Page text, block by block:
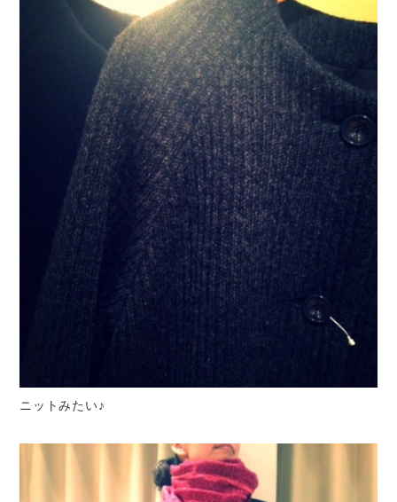
ニットみたい♪